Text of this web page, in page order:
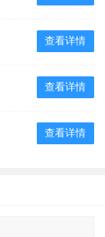
查看详情
查看详情
查看详情